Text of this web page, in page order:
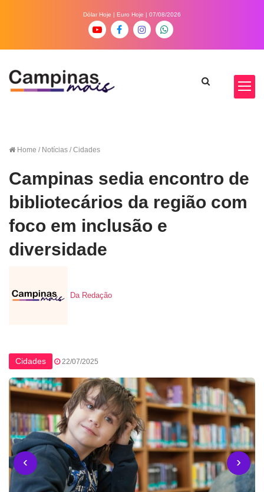
Dólar Hoje | Euro Hoje | 07/08/2026
Home / Notícias / Cidades
Campinas sedia encontro de
bibliotecários da região com
foco em inclusão e
diversidade
Da Redação
Cidades 22/07/2025
‹ ›